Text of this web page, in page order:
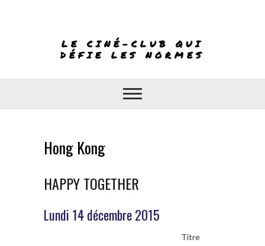
LE CINÉ-CLUB QUI
DÉFIE LES NORMES
Hong Kong
HAPPY TOGETHER
Lundi 14 décembre 2015
Titre